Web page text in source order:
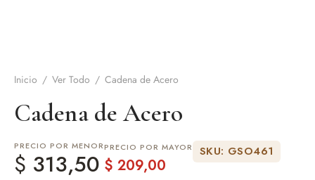
Inicio / Ver Todo / Cadena de Acero
Cadena de Acero
SKU: GSO461
PRECIO POR MENOR
$ 313,50
PRECIO POR MAYOR
$ 209,00
y accesorios